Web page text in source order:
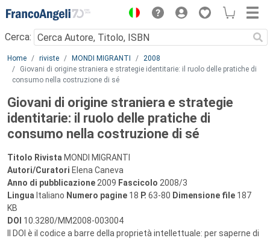
Menu
Cerca:
Main content
Home riviste MONDI MIGRANTI
2008
Giovani di origine straniera e strategie identitarie: il ruolo delle pratiche di
consumo nella costruzione di sé
Giovani di origine straniera e strategie
identitarie: il ruolo delle pratiche di
consumo nella costruzione di sé
Titolo Rivista MONDI MIGRANTI
Autori/Curatori Elena Caneva
Anno di pubblicazione 2009 Fascicolo 2008/3
Lingua Italiano Numero pagine 18 P. 63-80 Dimensione file 187
KB
DOI 10.3280/MM2008-003004
Il DOI è il codice a barre della proprietà intellettuale: per saperne di